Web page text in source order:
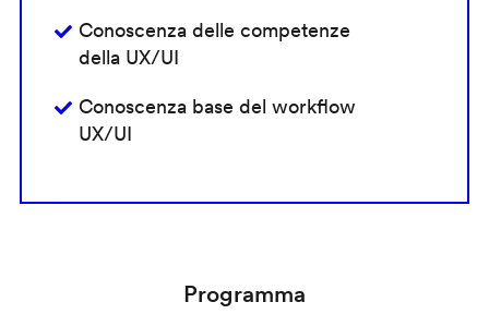
Conoscenza delle competenze
della UX/UI
Conoscenza base del workflow
UX/UI
Programma